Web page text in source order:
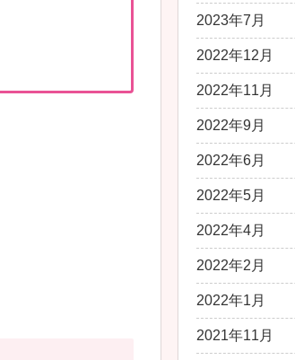
2023年7月
2022年12月
2022年11月
2022年9月
2022年6月
2022年5月
2022年4月
2022年2月
2022年1月
2021年11月